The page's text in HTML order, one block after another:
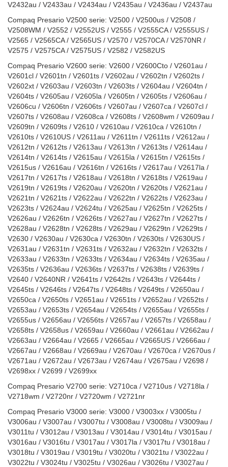
V2432au / V2433au / V2434au / V2435au / V2436au / V2437au
Compaq Presario V2500 serie: V2500 / V2500us / V2508 /
V2508WM / V2552 / V2552US / V2555 / V2555CA / V2555US /
V2565 / V2565CA / V2565US / V2570 / V2570CA / V2570NR /
V2575 / V2575CA / V2575US / V2582 / V2582US
Compaq Presario V2600 serie: V2600 / V2600Cto / V2601au /
V2601cl / V2601tn / V2601ts / V2602au / V2602tn / V2602ts /
V2602xt / V2603au / V2603tn / V2603ts / V2604au / V2604tn /
V2604ts / V2605au / V2605la / V2605tn / V2605ts / V2606au /
V2606cu / V2606tn / V2606ts / V2607au / V2607ca / V2607cl /
V2607ts / V2608au / V2608ca / V2608ts / V2608wm / V2609au /
V2609tn / V2609ts / V2610 / V2610au / V2610ca / V2610tn /
V2610ts / V2610US / V2611au / V2611tn / V2611ts / V2612au /
V2612tn / V2612ts / V2613au / V2613tn / V2613ts / V2614au /
V2614tn / V2614ts / V2615au / V2615la / V2615tn / V2615ts /
V2615us / V2616au / V2616tn / V2616ts / V2617au / V2617la /
V2617tn / V2617ts / V2618au / V2618tn / V2618ts / V2619au /
V2619tn / V2619ts / V2620au / V2620tn / V2620ts / V2621au /
V2621tn / V2621ts / V2622au / V2622tn / V2622ts / V2623au /
V2623ts / V2624au / V2624tu / V2625au / V2625tn / V2625ts /
V2626au / V2626tn / V2626ts / V2627au / V2627tn / V2627ts /
V2628au / V2628tn / V2628ts / V2629au / V2629tn / V2629ts /
V2630 / V2630au / V2630ca / V2630tn / V2630ts / V2630US /
V2631au / V2631tn / V2631ts / V2632au / V2632tn / V2632ts /
V2633au / V2633tn / V2633ts / V2634au / V2634ts / V2635au /
V2635ts / V2636au / V2636ts / V2637ts / V2638ts / V2639ts /
V2640 / V2640NR / V2641ts / V2642ts / V2643ts / V2644ts /
V2645ts / V2646ts / V2647ts / V2648ts / V2649ts / V2650au /
V2650ca / V2650ts / V2651au / V2651ts / V2652au / V2652ts /
V2653au / V2653ts / V2654au / V2654ts / V2655au / V2655ts /
V2655us / V2656au / V2656ts / V2657au / V2657ts / V2658au /
V2658ts / V2658us / V2659au / V2660au / V2661au / V2662au /
V2663au / V2664au / V2665 / V2665au / V2665US / V2666au /
V2667au / V2668au / V2669au / V2670au / V2670ca / V2670us /
V2671au / V2672au / V2673au / V2674au / V2675au / V2698 /
V2698xx / V2699 / V2699xx
Compaq Presario V2700 serie: V2710ca / V2710us / V2718la /
V2718wm / V2720nr / V2720wm / V2721nr
Compaq Presario V3000 serie: V3000 / V3003xx / V3005tu /
V3006au / V3007au / V3007tu / V3008au / V3008tu / V3009au /
V3011tu / V3012au / V3013au / V3014au / V3014tu / V3015au /
V3016au / V3016tu / V3017au / V3017la / V3017tu / V3018au /
V3018tu / V3019au / V3019tu / V3020tu / V3021tu / V3022au /
V3022tu / V3024tu / V3025tu / V3026au / V3026tu / V3027au /